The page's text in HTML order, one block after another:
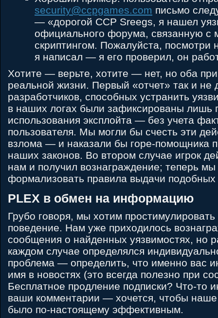
security@ccpgames.com письмо
— «дорогой CCP Sreegs, я нашел
официального форума, связанную с
скриптингом. Пожалуйста, посмотри
я написал — я его проверил, он
Хотите ― верьте, хотите ― нет, но оба
реальной жизни. Первый «отчет» так и не
разработчиков, способных устранить
в наших логах были зафиксированы лишь
использования эксплойта — без учета
пользователя. Мы могли бы счесть эти
взлома — и наказали бы горе-помощника
наших законов. Во втором случае игрок
нам и получил вознаграждение; теперь
формализовать правила выдачи подобных
PLEX в обмен на информацию
Грубо говоря, мы хотим
поведение. Нам уже приходилось
сообщения о найденных уязвимостях, но
каждом случае определялся
проблема ― определить, что именно вас
имя в новостях (это всегда полезно при
Бесплатное продление подписки? Что-то
ваши комментарии — хочется, чтобы наше
было по-настоящему эффективным.